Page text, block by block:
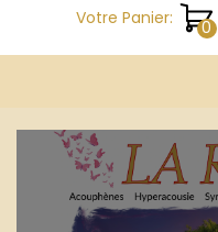
Aller au contenuVotre Panier: